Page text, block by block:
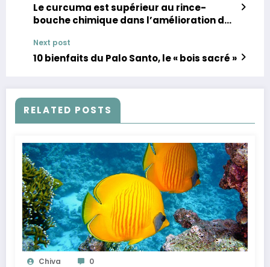
Le curcuma est supérieur au rince-
bouche chimique dans l’amélioration de
Next post
10 bienfaits du Palo Santo, le « bois sacré »
RELATED POSTS
Chiva 0